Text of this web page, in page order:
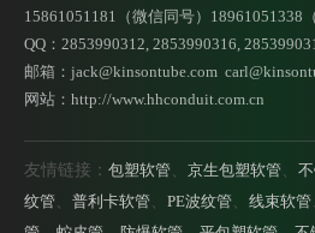
15861051181（微信同号）18961051338
QQ：2853990312, 2853990316,
邮箱： jack@kinsontube.com
网站：http://www.hhconduit.com.cn
友情链接： 包塑软管、 京生包塑软管、
纹管、 普利卡软管、 PE波纹管、 线束软管